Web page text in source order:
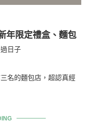
年限定禮盒、麵包
日子
名的麵包店，超認真經